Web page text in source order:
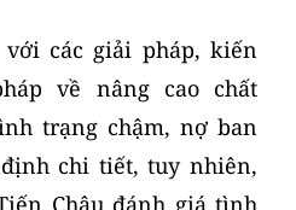
các giải pháp, kiến
về nâng cao chất
trạng chậm, nợ ban
chi tiết, tuy nhiên,